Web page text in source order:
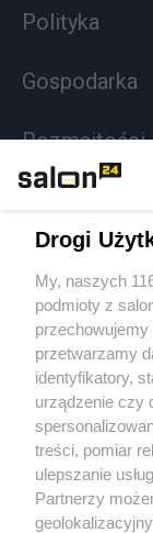
Polityka
Gospodarka
Rozmaitości
Sport
Kultura
X
Drogi
My, naszych
podmioty z
przetwarzamy
identyfikatory,
urządzenie czy
treści, pomiar
ulepszanie
Partnerzy